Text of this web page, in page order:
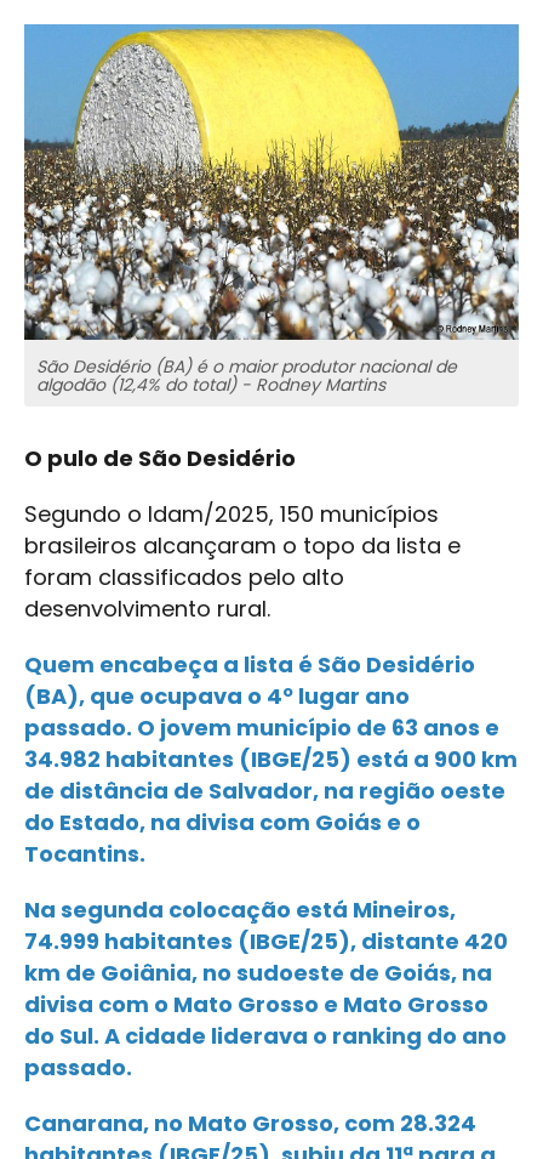
São Desidério (BA) é o maior produtor nacional de
algodão (12,4% do total) - Rodney Martins
O pulo de São Desidério
Segundo o Idam/2025, 150 municípios
brasileiros alcançaram o topo da lista e
foram classificados pelo alto
desenvolvimento rural.
Quem encabeça a lista é São Desidério
(BA), que ocupava o 4º lugar ano
passado. O jovem município de 63 anos e
34.982 habitantes (IBGE/25) está a 900 km
de distância de Salvador, na região oeste
do Estado, na divisa com Goiás e o
Tocantins.
Na segunda colocação está Mineiros,
74.999 habitantes (IBGE/25), distante 420
km de Goiânia, no sudoeste de Goiás, na
divisa com o Mato Grosso e Mato Grosso
do Sul. A cidade liderava o ranking do ano
passado.
Canarana, no Mato Grosso, com 28.324